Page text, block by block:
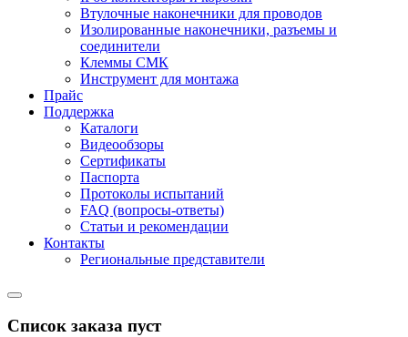
Втулочные наконечники для проводов
Изолированные наконечники, разъемы и
соединители
Клеммы СМК
Инструмент для монтажа
Прайс
Поддержка
Каталоги
Видеообзоры
Сертификаты
Паспорта
Протоколы испытаний
FAQ (вопросы-ответы)
Статьи и рекомендации
Контакты
Региональные представители
Список заказа пуст